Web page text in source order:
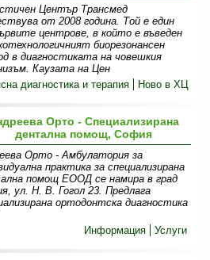
Център Трансмед
от 2008 година. Той е един
центрове, в който е въведен
биорезонансен
в диагностиката на човешкия
Каузата на Цен
диагностика и терапия
Ново в ХЦ
Орто - Специализирана
дентална помощ, София
Орто - Амбулатория за
практика за специализирана
помощ ЕООД се намира в град
ул. Н. В. Гогол 23. Предлага
ортодонтска диагностика
Информация
Услуги